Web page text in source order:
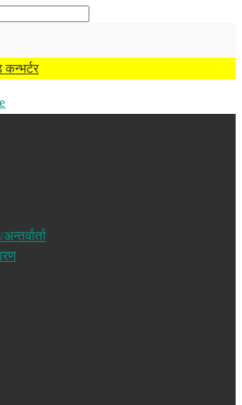
कन्भर्टर